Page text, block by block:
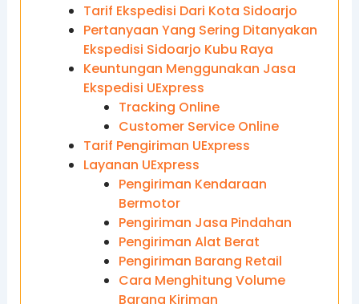
Tarif Ekspedisi Dari Kota Sidoarjo
Pertanyaan Yang Sering Ditanyakan
Ekspedisi Sidoarjo Kubu Raya
Keuntungan Menggunakan Jasa
Ekspedisi UExpress
Tracking Online
Customer Service Online
Tarif Pengiriman UExpress
Layanan UExpress
Pengiriman Kendaraan
Bermotor
Pengiriman Jasa Pindahan
Pengiriman Alat Berat
Pengiriman Barang Retail
Cara Menghitung Volume
Barang Kiriman